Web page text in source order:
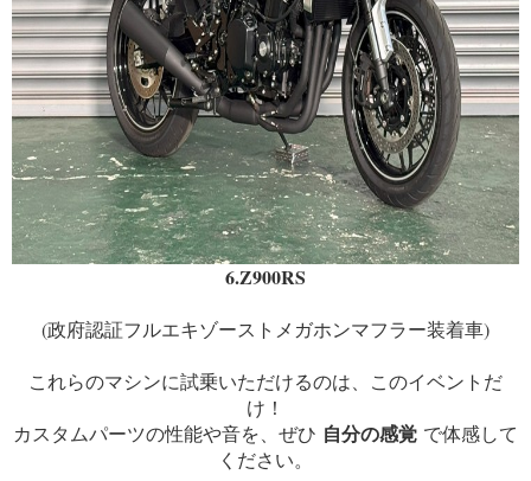
6.Z900RS
(政府認証フルエキゾーストメガホンマフラー装着車)
これらのマシンに試乗いただけるのは、このイベントだ
け！
カスタムパーツの性能や音を、ぜひ 自分の感覚 で体感して
ください。